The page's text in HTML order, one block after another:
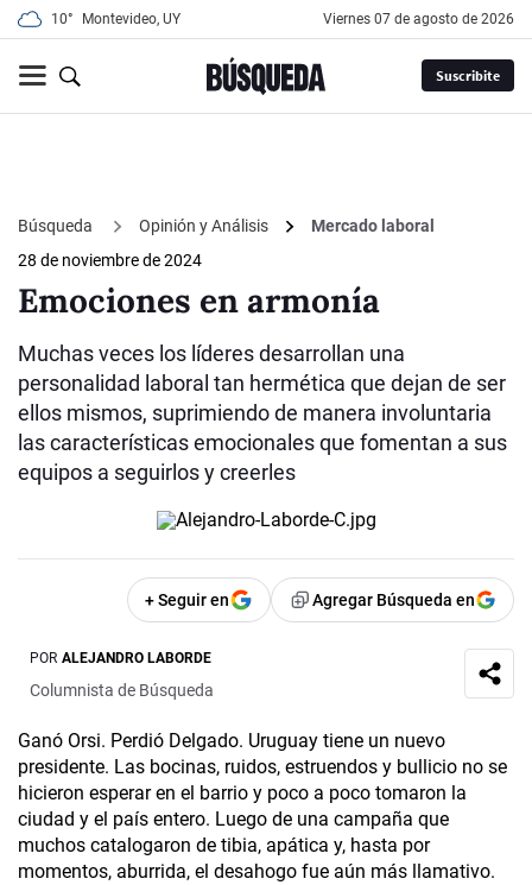
10° Montevideo, UY viernes 07 de agosto de 2026
Suscribite
Búsqueda Opinión y Análisis
Mercado laboral
28 de noviembre de 2024
Emociones en armonía
Muchas veces los líderes desarrollan una
personalidad laboral tan hermética que dejan de ser
ellos mismos, suprimiendo de manera involuntaria
las características emocionales que fomentan a sus
equipos a seguirlos y creerles
+ Seguir en Agregar Búsqueda en
POR ALEJANDRO LABORDE
Columnista de Búsqueda
Ganó Orsi. Perdió Delgado. Uruguay tiene un nuevo
presidente. Las bocinas, ruidos, estruendos y bullicio no se
hicieron esperar en el barrio y poco a poco tomaron la
ciudad y el país entero. Luego de una campaña que
muchos catalogaron de tibia, apática y, hasta por
momentos, aburrida, el desahogo fue aún más llamativo.